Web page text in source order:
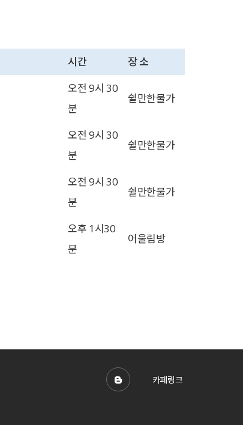
시간 장 소
오전 9시 30
분
쉴만한물가
오전 9시 30
분
쉴만한물가
오전 9시 30
분
쉴만한물가
오후 1시30
분
어울림방
카페링크